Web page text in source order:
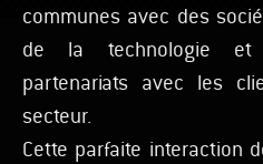
communes avec des
de la technologie et
partenariats avec les
secteur.
Cette parfaite interaction